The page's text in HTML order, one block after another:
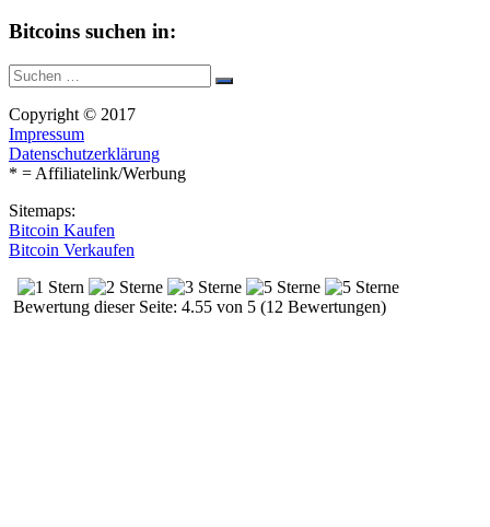
Bitcoins suchen in:
Suche
nach:
Suchen
Copyright © 2017
Impressum
Datenschutzerklärung
* = Affiliatelink/Werbung
Sitemaps:
Bitcoin Kaufen
Bitcoin Verkaufen
Bewertung dieser Seite: 4.55 von 5 (12 Bewertungen)